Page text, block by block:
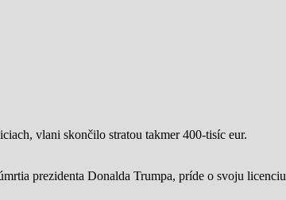
vlani skončilo stratou takmer 400-tisíc eur.
prezidenta Donalda Trumpa, príde o svoju licenciu